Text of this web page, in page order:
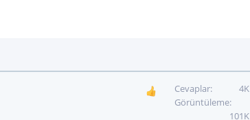
Cevaplar
4K
Görüntüleme
101K